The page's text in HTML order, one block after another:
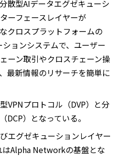
散型AIデータエグゼキューシ
ーフェースレイヤーが
クロスプラットフォームの
ョンシステムで、ユーザー
ーン取引やクロスチェーン操
最新情報のリサーチを簡単に
VPNプロトコル（DVP）と分
DCP）となっている。
エグゼキューションレイヤー
はAlpha Networkの基盤とな